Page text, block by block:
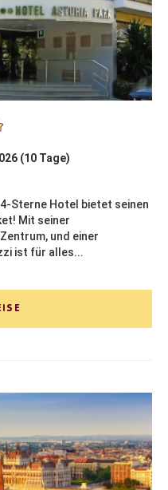
(10 Tage)
Sterne Hotel bietet seinen
Mit seiner
und einer
ist für alles...